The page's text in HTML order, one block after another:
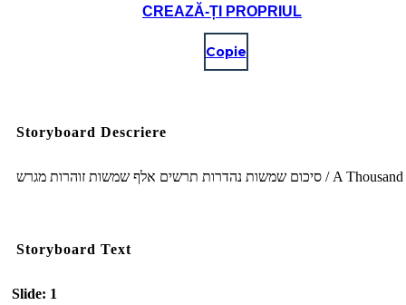
CREAZĂ-ȚI PROPRIUL
Copie
Storyboard Descriere
סיכום שמשות נהדרות תרשים אלף שמשות זוהרות מגרש / A Thousand
Storyboard Text
Slide: 1